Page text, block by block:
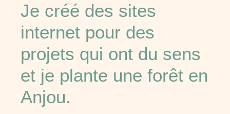
Je créé des sites
internet pour des
projets qui ont du sens
et je plante une forêt en
Anjou.